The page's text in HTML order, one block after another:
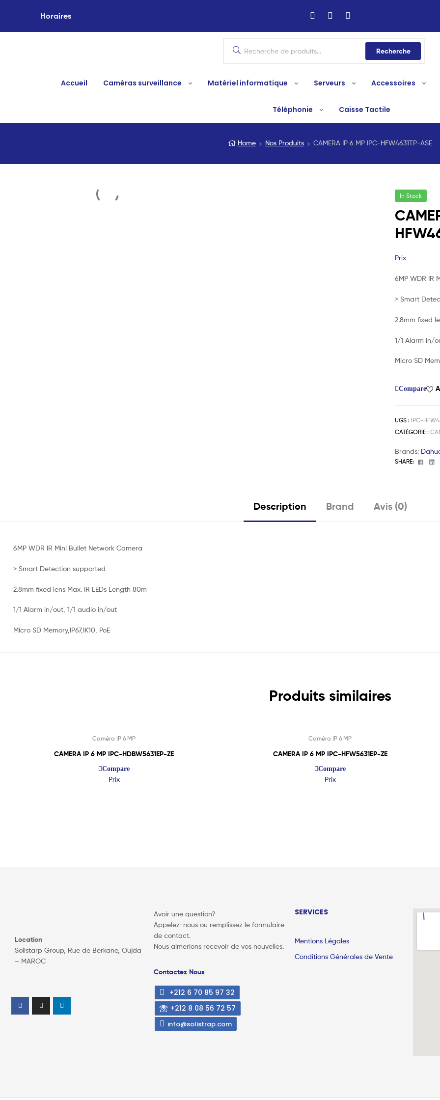
Horaires
Recherche
Accueil Caméras surveillance Matériel informatique Serveurs Accessoires
Téléphonie Caisse Tactile
Home Nos Produits CAMERA IP 6 MP IPC-HFW4631TP-ASE
In Stock
Prix
6MP WDR IR
> Smart
2.8mm fixed
1/1 Alarm in/
Micro SD
Compare
UGS : IPC-
CATÉGORIE :
Brands:
SHARE:
Description Brand Avis (0)
6MP WDR IR Mini Bullet Network Camera
> Smart Detection supported
2.8mm fixed lens Max. IR LEDs Length 80m
1/1 Alarm in/out, 1/1 audio in/out
Micro SD Memory,IP67,IK10, PoE
Produits similaires
Caméra IP 6 MP
CAMERA IP 6 MP IPC-HDBW5631EP-ZE
Compare
Prix
Caméra IP 6 MP
CAMERA IP 6 MP IPC-HFW5631EP-ZE
Compare
Prix
Location
Solistarp Group, Rue de Berkane, Oujda
– MAROC
Avoir une question?
Appelez-nous ou remplissez le formulaire
de contact.
Nous aimerions recevoir de vos nouvelles.
Contactez Nous
+212 6 70 85 97 32
+212 8 08 56 72 57
info@solistrap.com
SERVICES
Mentions Légales
Conditions Générales de Vente